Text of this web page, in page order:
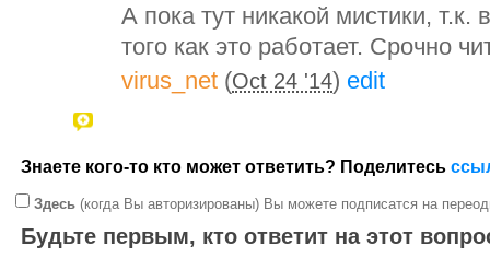
А пока тут никакой мистики,
того как это работает. Срочно
virus_net (Oct 24 '14) edit
Знаете кого-то кто может ответить? Поделитесь
Здесь (когда Вы авторизированы) Вы можете подписатся на
Будьте первым, кто ответит на этот